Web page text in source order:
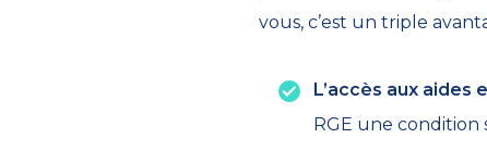
vous, c’est un triple
L’accès aux aides
RGE une